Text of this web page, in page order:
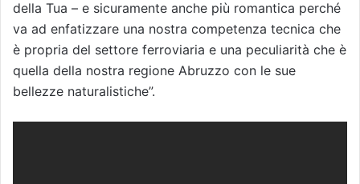
della Tua – e sicuramente anche più romantica perché
va ad enfatizzare una nostra competenza tecnica che
è propria del settore ferroviaria e una peculiarità che è
quella della nostra regione Abruzzo con le sue
bellezze naturalistiche”.